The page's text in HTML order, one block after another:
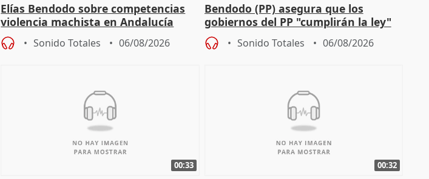
Elías Bendodo sobre competencias
violencia machista en Andalucía
Sonido Totales 06/08/2026
Bendodo (PP) asegura que los
gobiernos del PP "cumplirán la ley"
sobre los menores migrantes
Sonido Totales 06/08/2026
00:33 00:32